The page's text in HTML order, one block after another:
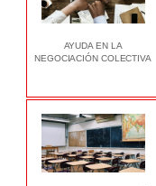
AYUDA EN LA
NEGOCIACIÓN COLECTIVA